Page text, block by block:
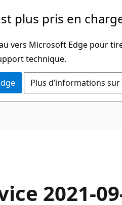
plus pris en
vers Microsoft Edge pour
technique.
Plus d’informations
2021-